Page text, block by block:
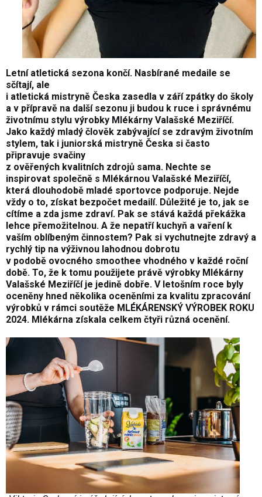
Letní atletická sezona končí. Nasbírané medaile se
sčítají, ale
i atletická mistryně Česka zasedla v září zpátky do školy
a v přípravě na další sezonu ji budou k ruce i správnému
životnímu stylu výrobky Mlékárny Valašské Meziříčí.
Jako každý mladý člověk zabývající se zdravým životním
stylem, tak i juniorská mistryně Česka si často
připravuje svačiny
z ověřených kvalitních zdrojů sama. Nechte se
inspirovat společně s Mlékárnou Valašské Meziříčí,
která dlouhodobě mladé sportovce podporuje. Nejde
vždy o to, získat bezpočet medailí. Důležité je to, jak se
cítíme a zda jsme zdraví. Pak se stává každá překážka
lehce přemožitelnou. A že nepatří kuchyň a vaření k
vaším oblíbeným činnostem? Pak si vychutnejte zdravý a
rychlý tip na výživnou lahodnou dobrotu
v podobě ovocného smoothee vhodného v každé roční
době. To, že k tomu použijete právě výrobky Mlékárny
Valašské Meziříčí je jedině dobře. V letošním roce byly
oceněny hned několika oceněními za kvalitu zpracování
výrobků v rámci soutěže MLÉKÁRENSKÝ VÝROBEK ROKU
2024. Mlékárna získala celkem čtyři různá ocenění.